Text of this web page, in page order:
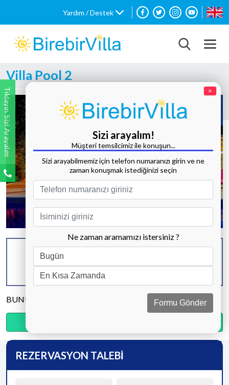
Yardım / Destek
Villa Pool 2
Tüm Fotoğrafları Göster
KAPASİTE
2 KİŞİ
BANYO & WC
1 ADET
YATAK ODASI
BUNU PAYLAŞ
REZERVASYON TALEBİ
Tıklayın Sizi Arayalım ×
Sizi arayalım!
Müşteri temsilcimiz ile konuşun...
Sizi arayabilmemiz için telefon numaranızı girin ve ne
zaman konuşmak istediğinizi seçin
Ne zaman aramamızı istersiniz ?
Formu Gönder